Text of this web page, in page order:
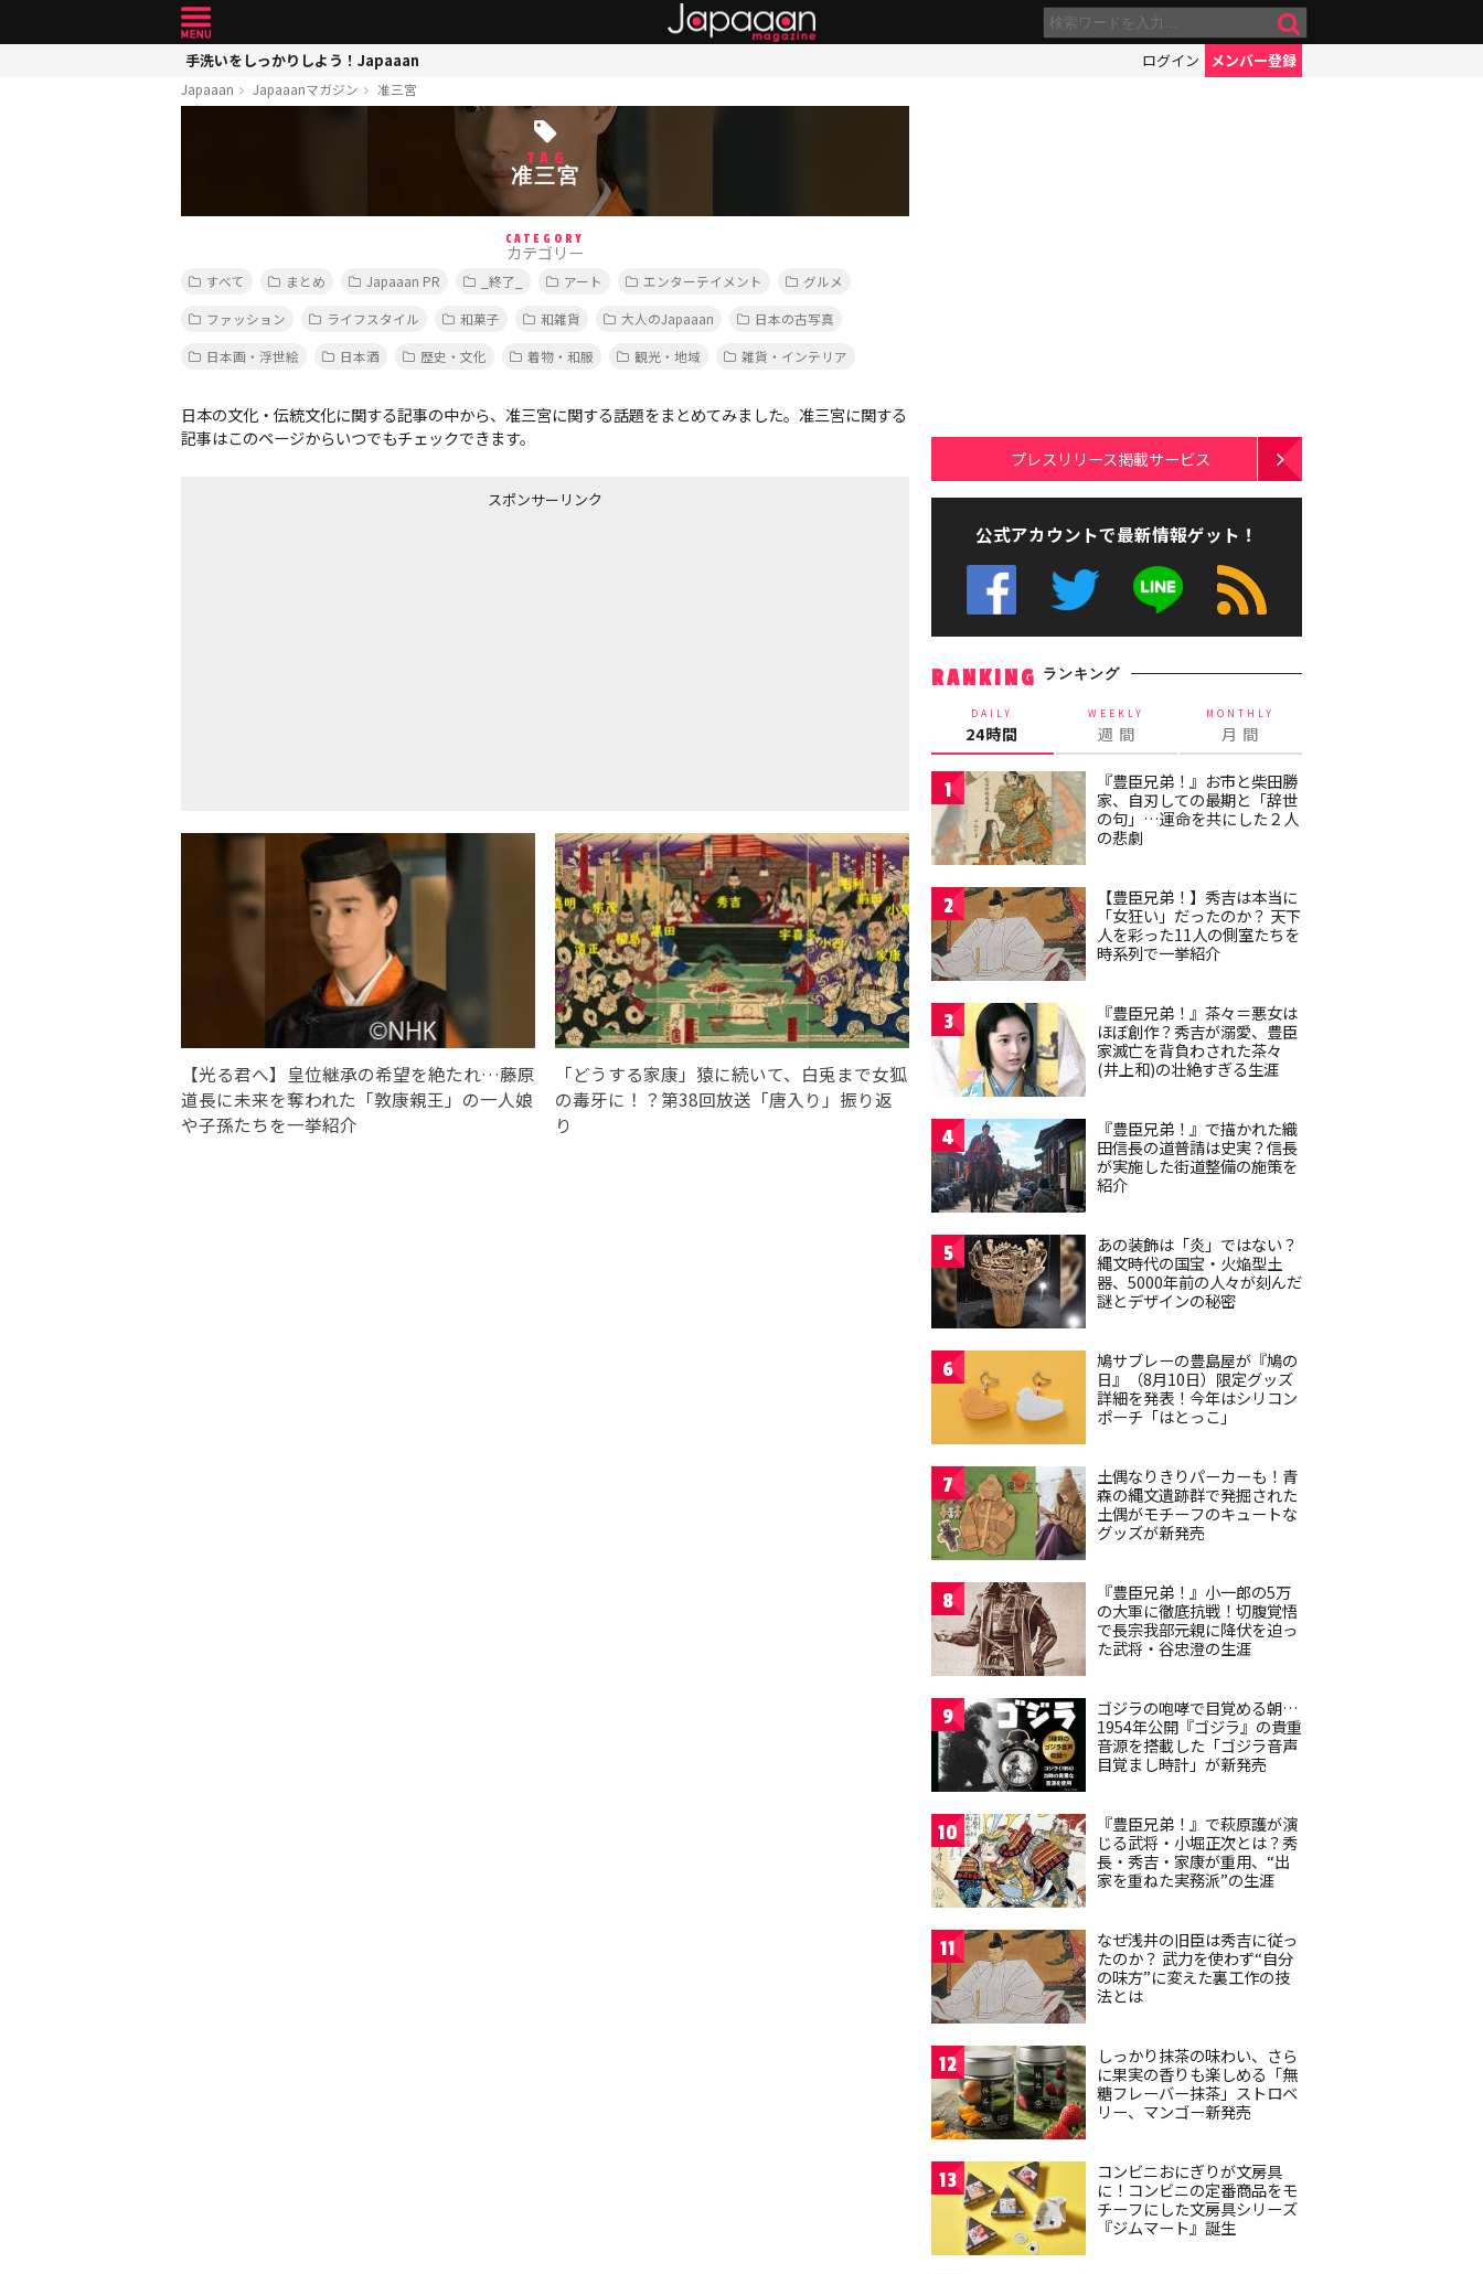
手洗いをしっかりしよう！Japaaan ログイン メンバー登録
Japaaan Japaaanマガジン 准三宮
TAG
准三宮
CATEGORY
カテゴリー
すべて まとめ Japaaan PR _終了_ アート エンターテイメント
グルメ
ファッション
ライフスタイル 和菓子 和雑貨 大人のJapaaan
日本の古写真
日本画・浮世絵
日本酒 歴史・文化 着物・和服 観光・地域 雑貨・インテリア
日本の文化・伝統文化に関する記事の中から、准三宮に関する話題をまとめてみました。准三宮に関する
記事はこのページからいつでもチェックできます。
スポンサーリンク
【光る君へ】皇位継承の希望を絶たれ…藤原
道長に未来を奪われた「敦康親王」の一人娘
や子孫たちを一挙紹介
「どうする家康」猿に続いて、白兎まで女狐
の毒牙に！？第38回放送「唐入り」振り返
り
プレスリリース掲載サービス
公式アカウントで最新情報ゲット！
RANKING ランキング
DAILY
24時間
WEEKLY
週 間
MONTHLY
月 間
1
『豊臣兄弟！』お市と柴田勝
家、自刃しての最期と「辞世
の句」…運命を共にした２人
の悲劇
2
【豊臣兄弟！】秀吉は本当に
「女狂い」だったのか？ 天下
人を彩った11人の側室たちを
時系列で一挙紹介
3
『豊臣兄弟！』茶々＝悪女は
ほぼ創作？秀吉が溺愛、豊臣
家滅亡を背負わされた茶々
(井上和)の壮絶すぎる生涯
4
『豊臣兄弟！』で描かれた織
田信長の道普請は史実？信長
が実施した街道整備の施策を
紹介
5
あの装飾は「炎」ではない？
縄文時代の国宝・火焔型土
器、5000年前の人々が刻んだ
謎とデザインの秘密
6
鳩サブレーの豊島屋が『鳩の
日』（8月10日）限定グッズ
詳細を発表！今年はシリコン
ポーチ「はとっこ」
7
土偶なりきりパーカーも！青
森の縄文遺跡群で発掘された
土偶がモチーフのキュートな
グッズが新発売
8
『豊臣兄弟！』小一郎の5万
の大軍に徹底抗戦！切腹覚悟
で長宗我部元親に降伏を迫っ
た武将・谷忠澄の生涯
9
ゴジラの咆哮で目覚める朝…
1954年公開『ゴジラ』の貴重
音源を搭載した「ゴジラ音声
目覚まし時計」が新発売
10
『豊臣兄弟！』で萩原護が演
じる武将・小堀正次とは？秀
長・秀吉・家康が重用、“出
家を重ねた実務派”の生涯
11
なぜ浅井の旧臣は秀吉に従っ
たのか？ 武力を使わず“自分
の味方”に変えた裏工作の技
法とは
12
しっかり抹茶の味わい、さら
に果実の香りも楽しめる「無
糖フレーバー抹茶」ストロベ
リー、マンゴー新発売
13
コンビニおにぎりが文房具
に！コンビニの定番商品をモ
チーフにした文房具シリーズ
『ジムマート』誕生